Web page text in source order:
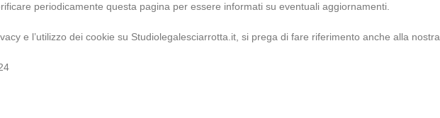
periodicamente questa pagina per essere informati su eventuali aggiornamenti.
e l’utilizzo dei cookie su Studiolegalesciarrotta.it, si prega di fare riferimento anche alla nostra